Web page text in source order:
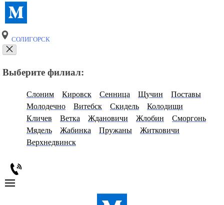
СОЛИГОРСК
Выберите филиал:
Слоним Кировск Сенница Щучин
Поставы
Молодечно
Витебск Скидель
Колодищи
Кличев
Ветка Ждановичи Жлобин
Сморгонь
Мядель
Жабинка Пружаны
Житковичи
Верхнедвинск